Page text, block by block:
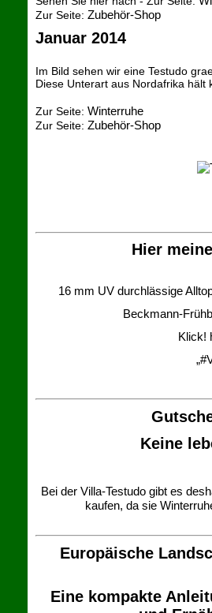
Zur Seite: Zubehör-Shop
Januar 2014
Im Bild sehen wir eine Testudo
Diese Unterart aus Nordafrika hält
Zur Seite: Winterruhe
Zur Seite: Zubehör-Shop
Hier
16 mm UV durchlässige
Beckmann-
Klick!
Keine
Bei der Villa-Testudo gibt es
kaufen, da sie
Europäische
Eine kompakte